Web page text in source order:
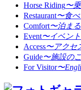
Horse Riding〜
Restaurant〜食
Comfort〜泊ま
Event〜イベン
Access〜アクセ
Guide〜施設の
For Visitor〜